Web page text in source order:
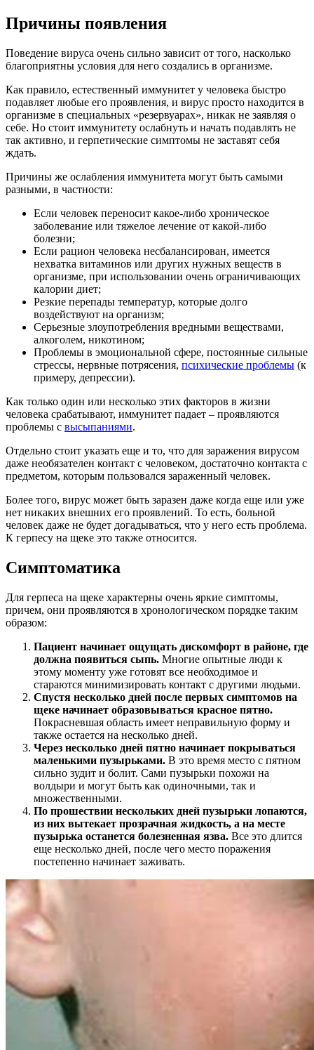
Причины появления
Поведение вируса очень сильно зависит от того, насколько
благоприятны условия для него создались в организме.
Как правило, естественный иммунитет у человека быстро
подавляет любые его проявления, и вирус просто находится в
организме в специальных «резервуарах», никак не заявляя о
себе. Но стоит иммунитету ослабнуть и начать подавлять не
так активно, и герпетические симптомы не заставят себя
ждать.
Причины же ослабления иммунитета могут быть самыми
разными, в частности:
Если человек переносит какое-либо хроническое
заболевание или тяжелое лечение от какой-либо
болезни;
Если рацион человека несбалансирован, имеется
нехватка витаминов или других нужных веществ в
организме, при использовании очень ограничивающих
калории диет;
Резкие перепады температур, которые долго
воздействуют на организм;
Серьезные злоупотребления вредными веществами,
алкоголем, никотином;
Проблемы в эмоциональной сфере, постоянные сильные
стрессы, нервные потрясения, психические проблемы (к
примеру, депрессии).
Как только один или несколько этих факторов в жизни
человека срабатывают, иммунитет падает – проявляются
проблемы с высыпаниями.
Отдельно стоит указать еще и то, что для заражения вирусом
даже необязателен контакт с человеком, достаточно контакта с
предметом, которым пользовался зараженный человек.
Более того, вирус может быть заразен даже когда еще или уже
нет никаких внешних его проявлений. То есть, больной
человек даже не будет догадываться, что у него есть проблема.
К герпесу на щеке это также относится.
Симптоматика
Для герпеса на щеке характерны очень яркие симптомы,
причем, они проявляются в хронологическом порядке таким
образом:
Пациент начинает ощущать дискомфорт в районе, где
должна появиться сыпь. Многие опытные люди к
этому моменту уже готовят все необходимое и
стараются минимизировать контакт с другими людьми.
Спустя несколько дней после первых симптомов на
щеке начинает образовываться красное пятно.
Покрасневшая область имеет неправильную форму и
также остается на несколько дней.
Через несколько дней пятно начинает покрываться
маленькими пузырьками. В это время место с пятном
сильно зудит и болит. Сами пузырьки похожи на
волдыри и могут быть как одиночными, так и
множественными.
По прошествии нескольких дней пузырьки лопаются,
из них вытекает прозрачная жидкость, а на месте
пузырька останется болезненная язва. Все это длится
еще несколько дней, после чего место поражения
постепенно начинает заживать.